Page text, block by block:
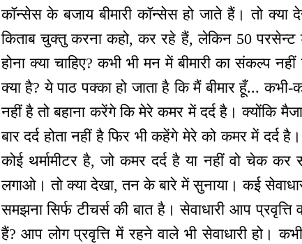
कॉन्सेस के बजाय बीमारी कॉन्सेस हो जाते हैं। तो क्या
किताब चुक्तु करना कहो, कर रहे हैं, लेकिन 50 परसेन्ट
होना क्या चाहिए? कभी भी मन में बीमारी का संकल्प
क्या है? ये पाठ पक्का हो जाता है कि मैं बीमार हूँ...
नहीं है तो बहाना करेंगे कि मेरे कमर में दर्द है। क्योंकि
बार दर्द होता नहीं है फिर भी कहेंगे मेरे को कमर में
कोई थर्मामीटर है, जो कमर दर्द है या नहीं वो चेक
लगाओ। तो क्या देखा, तन के बारे में सुनाया। कई
समझना सिर्फ टीचर्स की बात है। सेवाधारी आप प्रवृत्ति
हैं? आप लोग प्रवृत्ति में रहने वाले भी सेवाधारी